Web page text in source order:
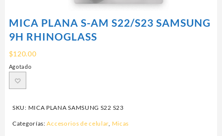
MICA PLANA S-AM S22/S23 SAMSUNG
9H RHINOGLASS
$120.00
Agotado
SKU: MICA PLANA SAMSUNG S22 S23
Categorías:Accesorios de celular, Micas